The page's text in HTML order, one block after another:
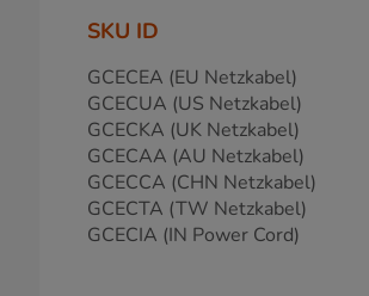
SKU ID
GCECEA (EU Netzkabel)
GCECUA (US Netzkabel)
GCECKA (UK Netzkabel)
GCECAA (AU Netzkabel)
GCECCA (CHN Netzkabel)
GCECTA (TW Netzkabel)
GCECIA (IN Power Cord)